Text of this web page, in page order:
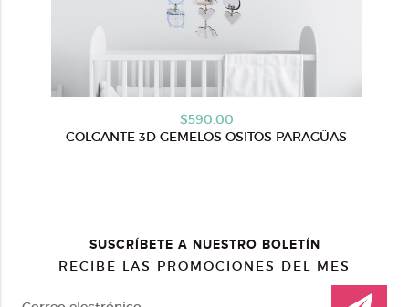
$590.00
COLGANTE 3D GEMELOS OSITOS PARAGÜAS
SUSCRÍBETE A NUESTRO BOLETÍN
RECIBE LAS PROMOCIONES DEL MES